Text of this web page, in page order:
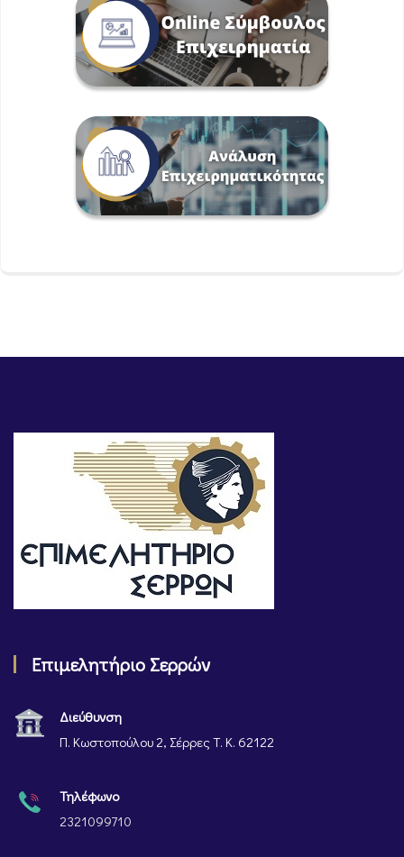
Επιμελητήριο Σερρών
Διεύθυνση
Π. Κωστοπούλου 2, Σέρρες Τ. Κ. 62122
Τηλέφωνο
2321099710